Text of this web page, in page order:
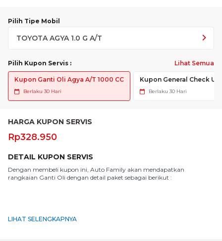
Pilih Tipe Mobil
Pilih Kupon Servis : Lihat Semua
Kupon Ganti Oli Agya A/T 1000 CC
Berlaku 30 Hari
Kupon General Check Up
Berlaku 30 Hari
HARGA KUPON SERVIS
Rp328.950
DETAIL KUPON SERVIS
Dengan membeli kupon ini, Auto Family akan mendapatkan
rangkaian Ganti Oli dengan detail paket sebagai berikut :
LIHAT SELENGKAPNYA